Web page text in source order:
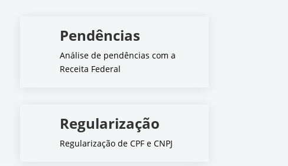
Pendências
Análise de pendências com a
Receita Federal
Regularização
Regularização de CPF e CNPJ